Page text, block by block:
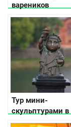
вареников
Тур мини-
скульптурами в
разных местах